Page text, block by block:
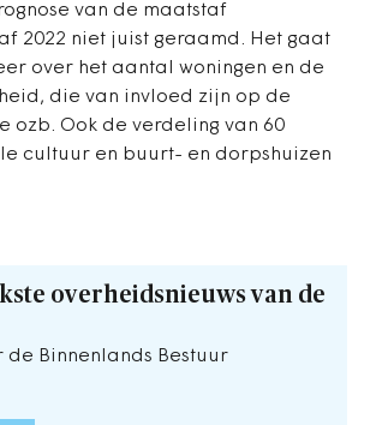
van de maatstaf
2022 niet juist geraamd. Het gaat
over het aantal woningen en de
die van invloed zijn op de
ozb. Ook de verdeling van 60
cultuur en buurt- en dorpshuizen
overheidsnieuws van de
de Binnenlands Bestuur